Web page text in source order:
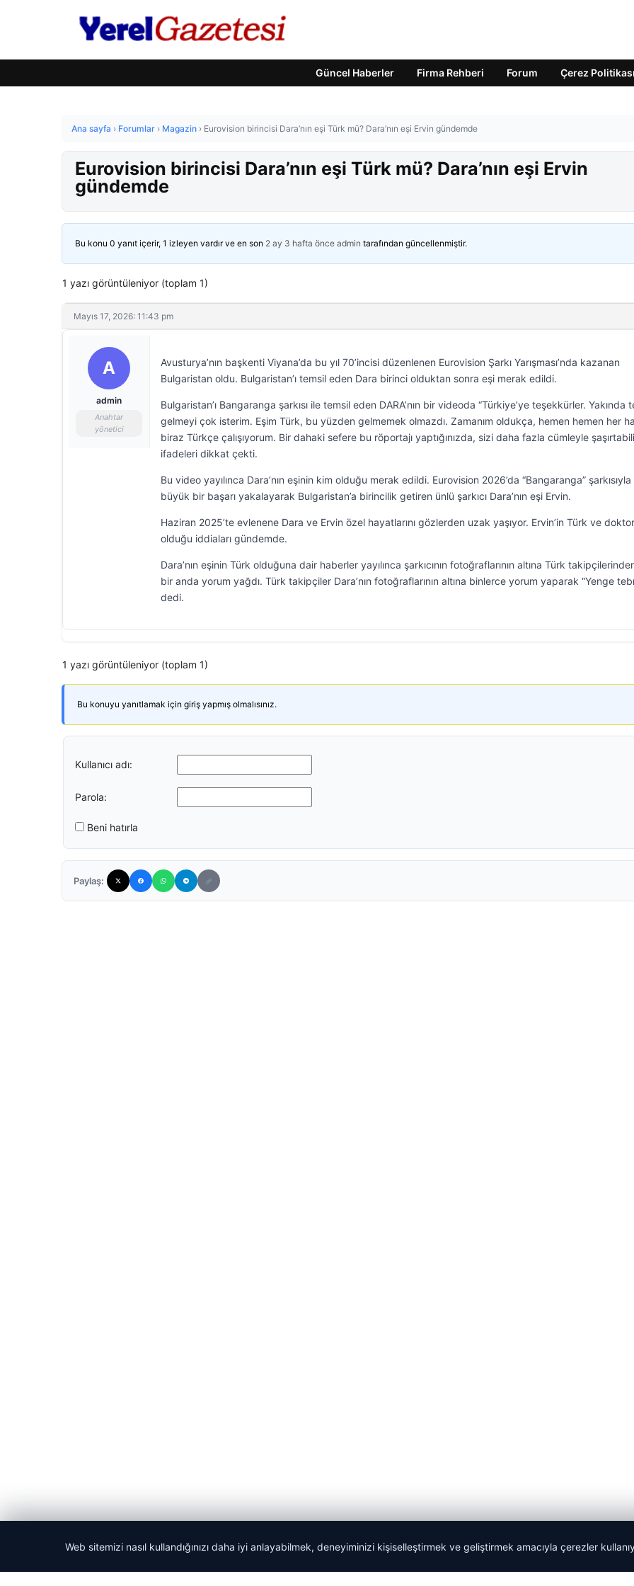
Güncel Haberler Firma Rehberi Forum Çerez Politikası
Ana sayfa › Forumlar › Magazin › Eurovision birincisi Dara’nın eşi Türk mü? Dara’nın eşi Ervin gündemde
Eurovision birincisi Dara’nın eşi Türk mü? Dara’nın eşi Ervin
gündemde
Bu konu 0 yanıt içerir, 1 izleyen vardır ve en son 2 ay 3 hafta önce admin tarafından güncellenmiştir.
1 yazı görüntüleniyor (toplam 1)
Mayıs 17, 2026: 11:43 pm
A
admin
Anahtar
yönetici
Avusturya’nın başkenti Viyana’da bu yıl 70’incisi düzenlenen Eurovision Şarkı Yarışması’nda kazanan
Bulgaristan oldu. Bulgaristan’ı temsil eden Dara birinci olduktan sonra eşi merak edildi.
Bulgaristan’ı Bangaranga şarkısı ile temsil eden DARA’nın bir videoda “Türkiye’ye teşekkürler. Yakında
gelmeyi çok isterim. Eşim Türk, bu yüzden gelmemek olmazdı. Zamanım oldukça, hemen hemen her
biraz Türkçe çalışıyorum. Bir dahaki sefere bu röportajı yaptığınızda, sizi daha fazla cümleyle
ifadeleri dikkat çekti.
Bu video yayılınca Dara’nın eşinin kim olduğu merak edildi. Eurovision 2026’da “Bangaranga” şarkısıyla
büyük bir başarı yakalayarak Bulgaristan’a birincilik getiren ünlü şarkıcı Dara’nın eşi Ervin.
Haziran 2025’te evlenene Dara ve Ervin özel hayatlarını gözlerden uzak yaşıyor. Ervin’in Türk ve doktor
olduğu iddiaları gündemde.
Dara’nın eşinin Türk olduğuna dair haberler yayılınca şarkıcının fotoğraflarının altına Türk
bir anda yorum yağdı. Türk takipçiler Dara’nın fotoğraflarının altına binlerce yorum yaparak “Yenge
dedi.
1 yazı görüntüleniyor (toplam 1)
Bu konuyu yanıtlamak için giriş yapmış olmalısınız.
Kullanıcı adı:
Parola:
Beni hatırla
Paylaş:
© 2026 Yerel Gazetesi
Web sitemizi nasıl kullandığınızı daha iyi anlayabilmek, deneyiminizi kişiselleştirmek ve geliştirmek amacıyla çerezler